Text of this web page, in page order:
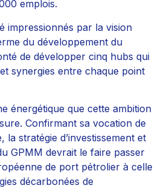
emplois.
impressionnés par la vision
du développement du
de développer cinq hubs qui
synergies entre chaque point
énergétique que cette ambition
Confirmant sa vocation de
la stratégie d’investissement et
GPMM devrait le faire passer
de port pétrolier à celle
décarbonées de